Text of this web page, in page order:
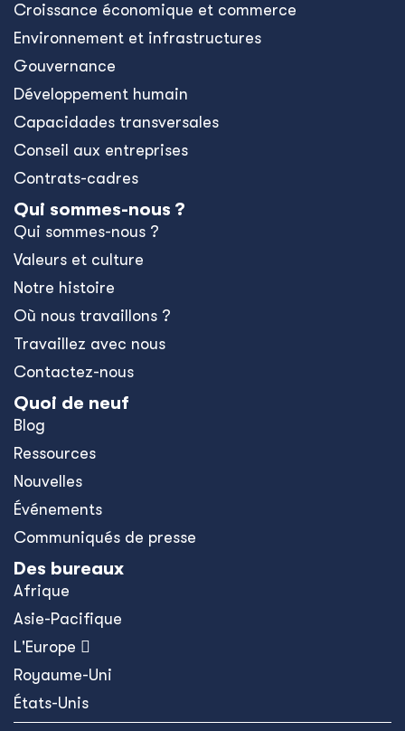
Croissance économique et commerce
Environnement et infrastructures
Gouvernance
Développement humain
Capacidades transversales
Conseil aux entreprises
Contrats-cadres
Qui sommes-nous ?
Qui sommes-nous ?
Valeurs et culture
Notre histoire
Où nous travaillons ?
Travaillez avec nous
Contactez-nous
Quoi de neuf
Blog
Ressources
Nouvelles
Événements
Communiqués de presse
Des bureaux
Afrique
Asie-Pacifique
L'Europe 
Royaume-Uni
États-Unis